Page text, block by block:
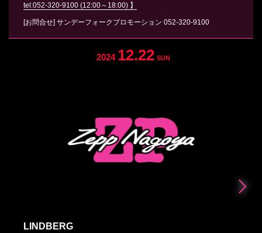
tel:052-320-9100 (12:00～18:00) 】
[お問合せ] サンデーフォークプロモーション 052-320-9100
2024 12.22 SUN
LINDBERG